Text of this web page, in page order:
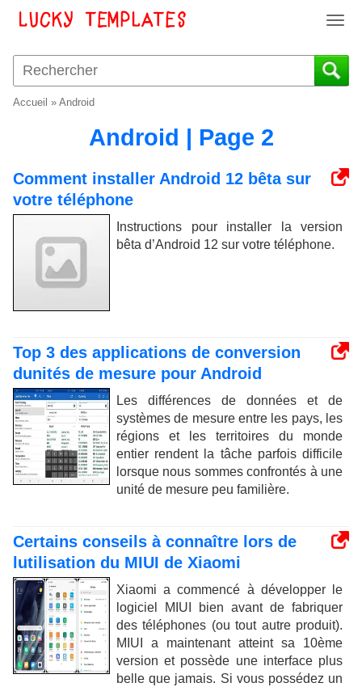
T
g
g
i
t
Accueil » Android
Android | Page 2
Comment installer Android 12 bêta sur
votre téléphone
Instructions pour installer la version
bêta d’Android 12 sur votre téléphone.
Top 3 des applications de conversion
dunités de mesure pour Android
Les différences de données et de
systèmes de mesure entre les pays, les
régions et les territoires du monde
entier rendent la tâche parfois difficile
lorsque nous sommes confrontés à une
unité de mesure peu familière.
Certains conseils à connaître lors de
lutilisation du MIUI de Xiaomi
Xiaomi a commencé à développer le
logiciel MIUI bien avant de fabriquer
des téléphones (ou tout autre produit).
MIUI a maintenant atteint sa 10ème
version et possède une interface plus
belle que jamais. Si vous possédez un